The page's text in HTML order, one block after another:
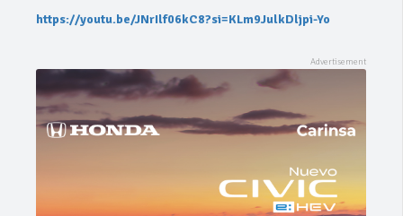
https://youtu.be/JNrIlf06kC8?si=KLm9JulkDljpi-Yo